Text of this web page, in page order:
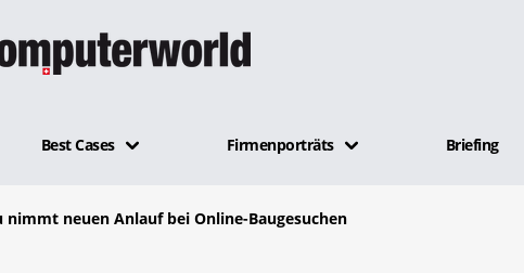
Best Cases Firmenporträts Briefing
nimmt neuen Anlauf bei Online-Baugesuchen